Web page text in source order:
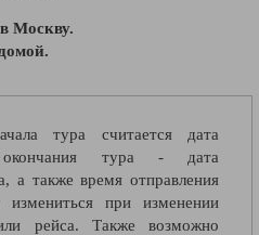
Москву.
тура считается дата
тура - дата
а также время отправления
при изменении
рейса. Также возможно